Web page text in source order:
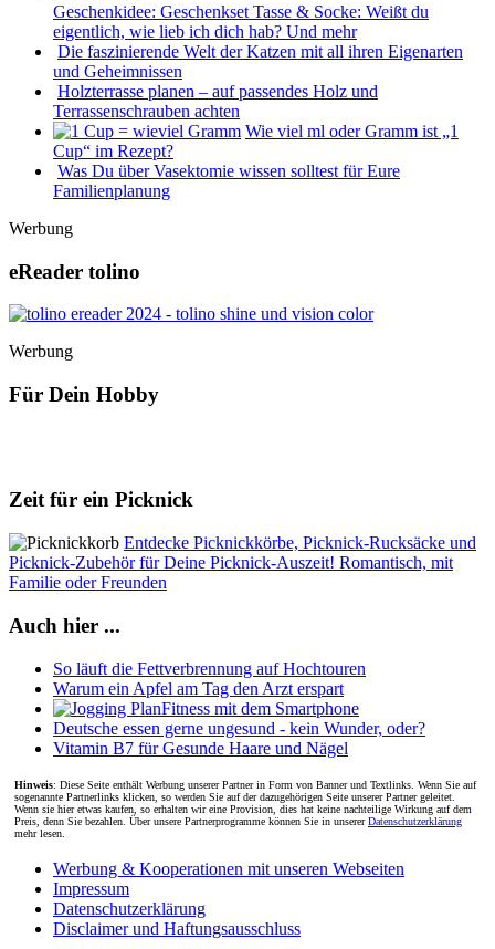
Geschenkidee: Geschenkset Tasse & Socke: Weißt du
eigentlich, wie lieb ich dich hab? Und mehr
Die faszinierende Welt der Katzen mit all ihren Eigenarten
und Geheimnissen
Holzterrasse planen – auf passendes Holz und
Terrassenschrauben achten
Wie viel ml oder Gramm ist „1
Cup“ im Rezept?
Was Du über Vasektomie wissen solltest für Eure
Familienplanung
Werbung
eReader tolino
Werbung
Für Dein Hobby
Zeit für ein Picknick
Entdecke Picknickkörbe, Picknick-Rucksäcke und
Picknick-Zubehör für Deine Picknick-Auszeit! Romantisch, mit
Familie oder Freunden
Auch hier ...
So läuft die Fettverbrennung auf Hochtouren
Warum ein Apfel am Tag den Arzt erspart
Fitness mit dem Smartphone
Deutsche essen gerne ungesund - kein Wunder, oder?
Vitamin B7 für Gesunde Haare und Nägel
Hinweis: Diese Seite enthält Werbung unserer Partner in Form von Banner und Textlinks. Wenn Sie auf
sogenannte Partnerlinks klicken, so werden Sie auf der dazugehörigen Seite unserer Partner geleitet.
Wenn sie hier etwas kaufen, so erhalten wir eine Provision, dies hat keine nachteilige Wirkung auf dem
Preis, denn Sie bezahlen. Über unsere Partnerprogramme können Sie in unsererDatenschutzerklärung
mehr lesen.
Werbung & Kooperationen mit unseren Webseiten
Impressum
Datenschutzerklärung
Disclaimer und Haftungsausschluss